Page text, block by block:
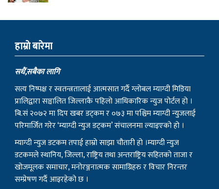
हाम्राे बारेमा
सधैं,सबैका लागि
सत्य निष्पक्ष र स्वतन्त्रतालाई आत्मसात गर्दै ग्लोबल म्याग्दी मिडिया
प्रालिद्वारा सञ्चालित जिल्लाकै पहिलो आधिकारिक न्युज पोर्टल हो ।
बि.सं २०७२ मा दिप खबर डट्कम र ०७३ मा पश्चिम म्याग्दी न्युजलाई
परिमार्जित गरेर ‘म्याग्दी न्युज डट्कम’ संचालनमा ल्याइएको हो ।
म्याग्दी न्युज डटकम तपाई हाम्रो साझा चौतारी हो ।म्याग्दी न्युज
डटकमले स्थानिय, जिल्ला, राष्ट्रिय तथा अन्तराष्ट्रिय सहितको ताजा र
खोजमूलक समाचार, मनोरञ्जनात्मक सामाग्रिहरु र विचार निरन्तर
सम्प्रेषण गर्दै आइरहेको छ ।